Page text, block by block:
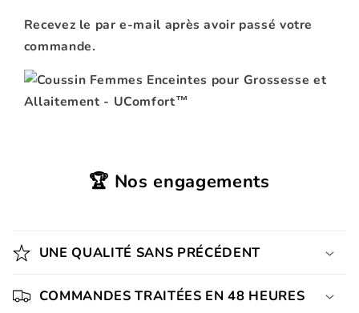
Recevez le par e-mail après avoir passé votre
commande.
🏆 Nos engagements
UNE QUALITÉ SANS PRÉCÉDENT
COMMANDES TRAITÉES EN 48 HEURES